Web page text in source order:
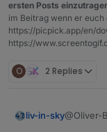
ersten Posts
im Beitrag wenn er euch
https://picpick.app/en/
https://
O 2 Replies
liv-in-sky@Oliver-